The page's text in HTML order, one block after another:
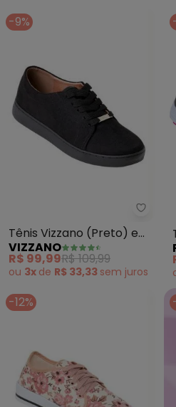
-9%
Tênis Vizzano (Preto) em
Camurça Sintética
VIZZANO
R$ 99,99R$ 109,99
ou 3x de R$ 33,33 sem juros
-12%